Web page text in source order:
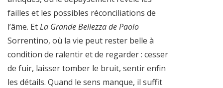
failles et les possibles réconciliations de
l’âme. EtLa Grande Bellezza de Paolo
Sorrentino, où la vie peut rester belle à
condition de ralentir et de regarder : cesser
de fuir, laisser tomber le bruit, sentir enfin
les détails. Quand le sens manque, il suffit